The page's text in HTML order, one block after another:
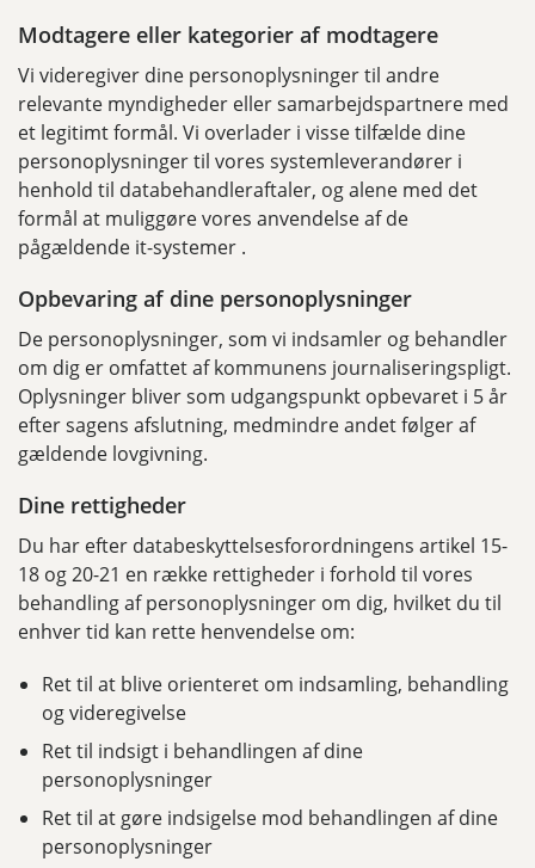
Modtagere eller kategorier af modtagere
Vi videregiver dine personoplysninger til andre
relevante myndigheder eller samarbejdspartnere med
et legitimt formål. Vi overlader i visse tilfælde dine
personoplysninger til vores systemleverandører i
henhold til databehandleraftaler, og alene med det
formål at muliggøre vores anvendelse af de
pågældende it-systemer .
Opbevaring af dine personoplysninger
De personoplysninger, som vi indsamler og behandler
om dig er omfattet af kommunens journaliseringspligt.
Oplysninger bliver som udgangspunkt opbevaret i 5 år
efter sagens afslutning, medmindre andet følger af
gældende lovgivning.
Dine rettigheder
Du har efter databeskyttelsesforordningens artikel 15-
18 og 20-21 en række rettigheder i forhold til vores
behandling af personoplysninger om dig, hvilket du til
enhver tid kan rette henvendelse om:
Ret til at blive orienteret om indsamling, behandling
og videregivelse
Ret til indsigt i behandlingen af dine
personoplysninger
Ret til at gøre indsigelse mod behandlingen af dine
personoplysninger